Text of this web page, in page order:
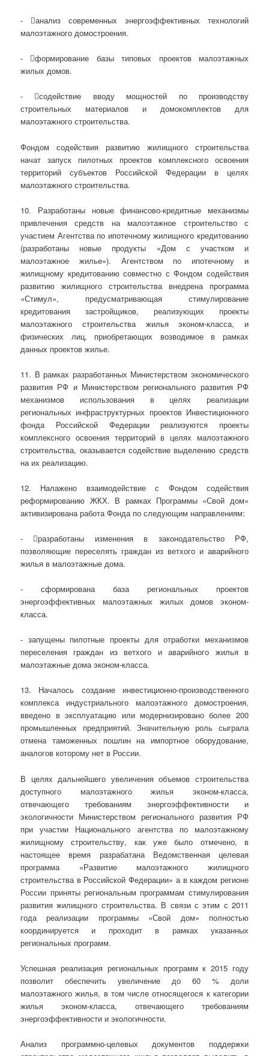
- анализ современных энергоэффективных технологий
малоэтажного домостроения.
- формирование базы типовых проектов малоэтажных
жилых домов.
- содействие вводу мощностей по производству
строительных материалов и домокомплектов для
малоэтажного строительства.
Фондом содействия развитию жилищного строительства
начат запуск пилотных проектов комплексного освоения
территорий субъектов Российской Федерации в целях
малоэтажного строительства.
10. Разработаны новые финансово-кредитные механизмы
привлечения средств на малоэтажное строительство с
участием Агентства по ипотечному жилищного кредитованию
(разработаны новые продукты «Дом с участком и
малоэтажное жилье»). Агентством по ипотечному и
жилищному кредитованию совместно с Фондом содействия
развитию жилищного строительства внедрена программа
«Стимул», предусматривающая стимулирование
кредитования застройщиков, реализующих проекты
малоэтажного строительства жилья эконом-класса, и
физических лиц, приобретающих возводимое в рамках
данных проектов жилье.
11. В рамках разработанных Министерством экономического
развития РФ и Министерством регионального развития РФ
механизмов использования в целях реализации
региональных инфраструктурных проектов Инвестиционного
фонда Российской Федерации реализуются проекты
комплексного освоения территорий в целях малоэтажного
строительства, оказывается содействие выделению средств
на их реализацию.
12. Налажено взаимодействие с Фондом содействия
реформированию ЖКХ. В рамках Программы «Свой дом»
активизирована работа Фонда по следующим направлениям:
- разработаны изменения в законодательство РФ,
позволяющие переселять граждан из ветхого и аварийного
жилья в малоэтажные дома.
- сформирована база региональных проектов
энергоэффективных малоэтажных жилых домов эконом-
класса.
- запущены пилотные проекты для отработки механизмов
переселения граждан из ветхого и аварийного жилья в
малоэтажные дома эконом-класса.
13. Началось создание инвестиционно-производственного
комплекса индустриального малоэтажного домостроения,
введено в эксплуатацию или модернизировано более 200
промышленных предприятий. Значительную роль сыграла
отмена таможенных пошлин на импортное оборудование,
аналогов которому нет в России.
В целях дальнейшего увеличения объемов строительства
доступного малоэтажного жилья эконом-класса,
отвечающего требованиям энергоэффективности и
экологичности Министерством регионального развития РФ
при участии Национального агентства по малоэтажному
жилищному строительству, как уже было отмечено, в
настоящее время разрабатана Ведомственная целевая
программа «Развитие малоэтажного жилищного
строительства в Российской Федерации» а в каждом регионе
России приняты региональным программам стимулирования
развития жилищного строительства. В связи с этим с 2011
года реализации программы «Свой дом» полностью
координируется и проходит в рамках указанных
региональных программ.
Успешная реализация региональных программ к 2015 году
позволит обеспечить увеличение до 60 % доли
малоэтажного жилья, в том числе относящегося к категории
жилья эконом-класса, отвечающего требованиям
энергоэффективности и экологичности.
Анализ программно-целевых документов поддержки